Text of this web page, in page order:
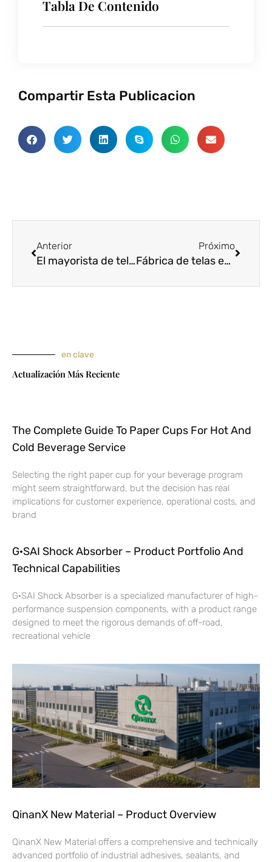
Tabla De Contenido
Compartir Esta Publicacion
Anterior
El mayorista de tela de gasa habla sobre qué es la tela de gasa
Próximo
Fábrica de telas estampadas explica cómo distinguir telas teñidas y teñidas
en clave
Actualización Más Reciente
The Complete Guide To Paper Cups For Hot And
Cold Beverage Service
Selecting the right paper cup for your beverage program
might seem straightforward, but the decision has real
implications for customer experience, operational costs, and
brand
G·SAI Shock Absorber – Product Portfolio And
Technical Capabilities
G·SAI Shock Absorber is a specialized manufacturer of high-
performance suspension components, with a product range
designed to meet the rigorous demands of off-road,
recreational vehicle
QinanX New Material – Product Overview
QinanX New Material offers a comprehensive and technically
advanced portfolio of industrial adhesives, sealants, and